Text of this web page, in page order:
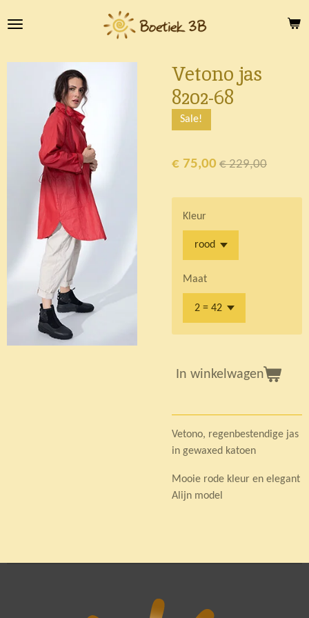
direct
de
hoofdinhoud
Vetono jas
8202-68
Sale!
€ 75,00 € 229,00
Kleur
Maat
In winkelwagen
Vetono, regenbestendige jas
in gewaxed katoen
Mooie rode kleur en elegant
Alijn model